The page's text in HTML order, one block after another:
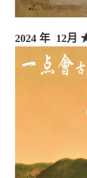
2024 年 12月